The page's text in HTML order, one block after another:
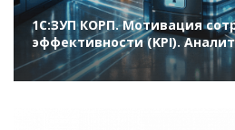
1С:ЗУП КОРП. Мотивация
эффективности (KPI).